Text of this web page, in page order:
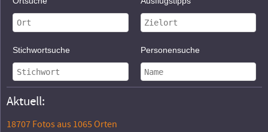
Stichwortsuche Personensuche
Aktuell:
18707 Fotos aus 1065 Orten